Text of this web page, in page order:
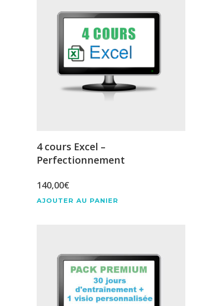
4 cours Excel –
Perfectionnement
140,00€
AJOUTER AU PANIER